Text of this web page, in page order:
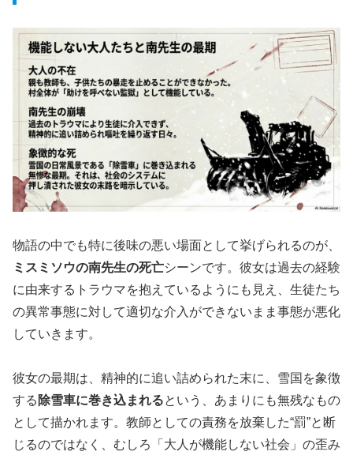
物語の中でも特に後味の悪い場面として挙げられるのが、
ミスミソウの南先生の死亡シーンです。彼女は過去の経験
に由来するトラウマを抱えているようにも見え、生徒たち
の異常事態に対して適切な介入ができないまま事態が悪化
していきます。
彼女の最期は、精神的に追い詰められた末に、雪国を象徴
する 除雪車に巻き込まれるという、あまりにも無残なもの
として描かれます。教師としての責務を放棄した“罰”と断
じるのではなく、むしろ「大人が機能しない社会」の歪み